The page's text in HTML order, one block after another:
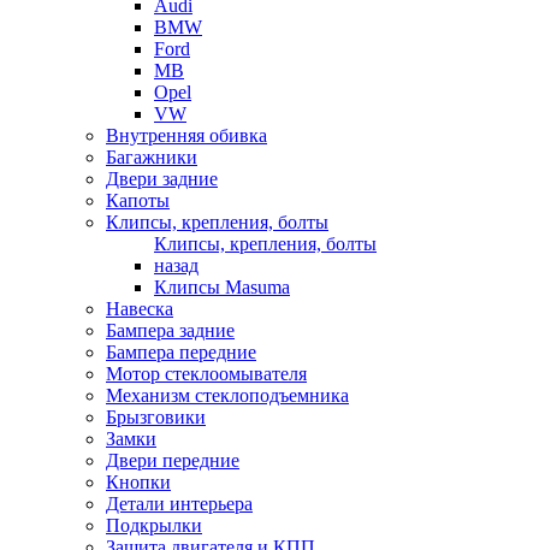
Audi
BMW
Ford
MB
Opel
VW
Внутренняя обивка
Багажники
Двери задние
Капоты
Клипсы, крепления, болты
Клипсы, крепления, болты
назад
Клипсы Masuma
Навеска
Бампера задние
Бампера передние
Мотор стеклоомывателя
Механизм стеклоподъемника
Брызговики
Замки
Двери передние
Кнопки
Детали интерьера
Подкрылки